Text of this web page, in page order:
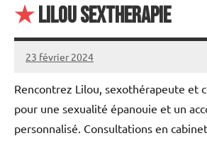
★Lilou sextherapie
23 février 2024
annuairecoaching
Rencontrez Lilou, sexothérapeute et
pour une sexualité épanouie et un
personnalisé. Consultations en